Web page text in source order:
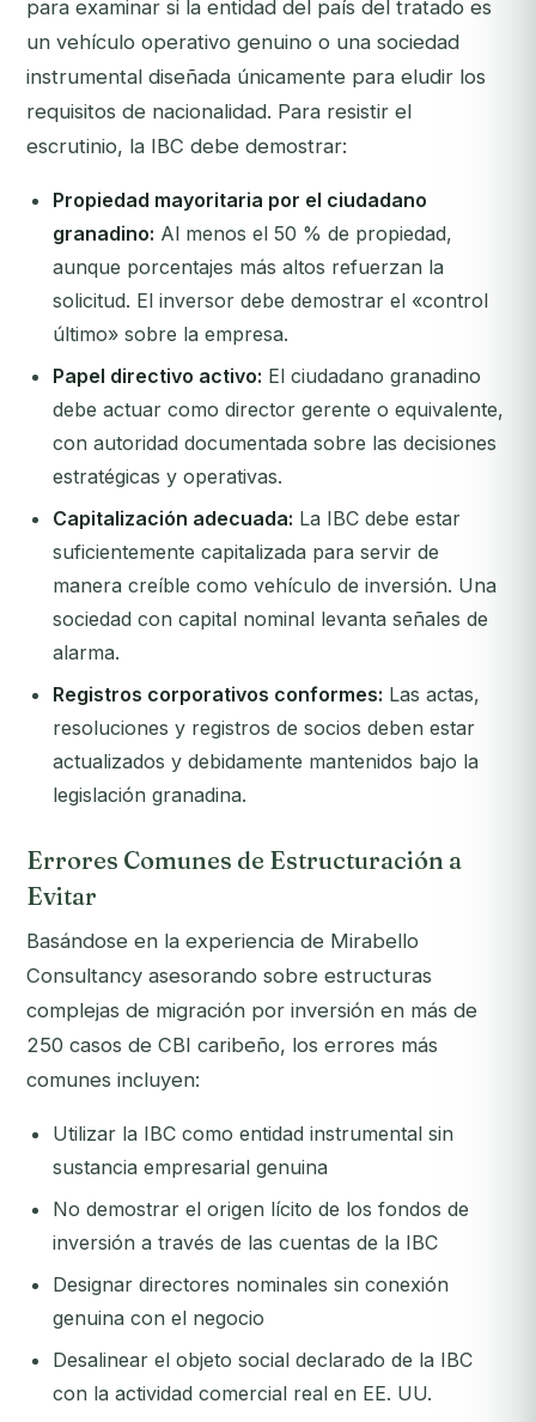
para examinar si la entidad del país del tratado es
un vehículo operativo genuino o una sociedad
instrumental diseñada únicamente para eludir los
requisitos de nacionalidad. Para resistir el
escrutinio, la IBC debe demostrar:
Propiedad mayoritaria por el ciudadano
granadino: Al menos el 50 % de propiedad,
aunque porcentajes más altos refuerzan la
solicitud. El inversor debe demostrar el «control
último» sobre la empresa.
Papel directivo activo: El ciudadano granadino
debe actuar como director gerente o equivalente,
con autoridad documentada sobre las decisiones
estratégicas y operativas.
Capitalización adecuada: La IBC debe estar
suficientemente capitalizada para servir de
manera creíble como vehículo de inversión. Una
sociedad con capital nominal levanta señales de
alarma.
Registros corporativos conformes: Las actas,
resoluciones y registros de socios deben estar
actualizados y debidamente mantenidos bajo la
legislación granadina.
Errores Comunes de Estructuración a
Evitar
Basándose en la experiencia de Mirabello
Consultancy asesorando sobre estructuras
complejas de migración por inversión en más de
250 casos de CBI caribeño, los errores más
comunes incluyen:
Utilizar la IBC como entidad instrumental sin
sustancia empresarial genuina
No demostrar el origen lícito de los fondos de
inversión a través de las cuentas de la IBC
Designar directores nominales sin conexión
genuina con el negocio
Desalinear el objeto social declarado de la IBC
con la actividad comercial real en EE. UU.